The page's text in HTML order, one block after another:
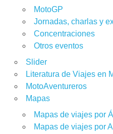
MotoGP
Jornadas, charlas y
Concentraciones
Otros eventos
Slider
Literatura de Viajes en
MotoAventureros
Mapas
Mapas de viajes por
Mapas de viajes por